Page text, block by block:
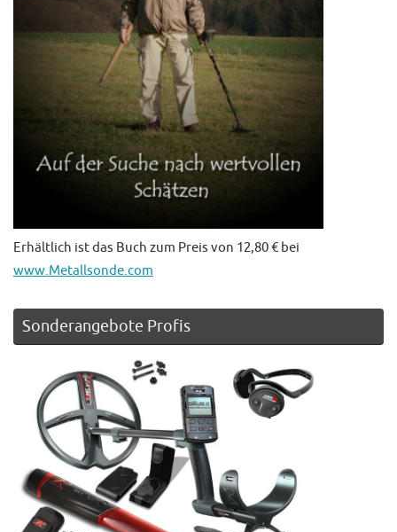
Erhältlich ist das Buch zum Preis von 12,80 € bei
www.Metallsonde.com
Sonderangebote Profis